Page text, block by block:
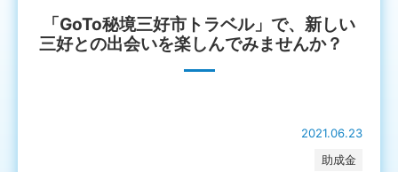
「GoTo秘境三好市トラベル」で、新しい
三好との出会いを楽しんでみませんか？
2021.06.23
助成金